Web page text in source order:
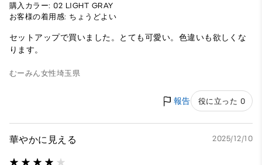
購入カラー: 02 LIGHT GRAY
お客様の着用感: ちょうどよい
セットアップで買いました。とても可愛い。色違いも欲しくな
ります。
むーみん女性埼玉県
報告 役に立った 0
華やかに見える 2025/12/10